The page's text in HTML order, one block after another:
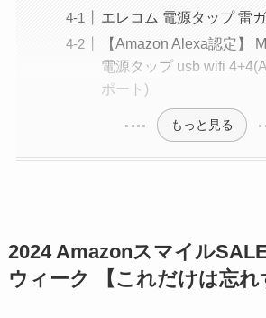
エレコム 電源タップ 雷
【Amazon Alexa認定】
電源タップ usb wifi
ポート)
もっと見る
2024 Amazonスマイル
ウィーク 【これだけは忘れ